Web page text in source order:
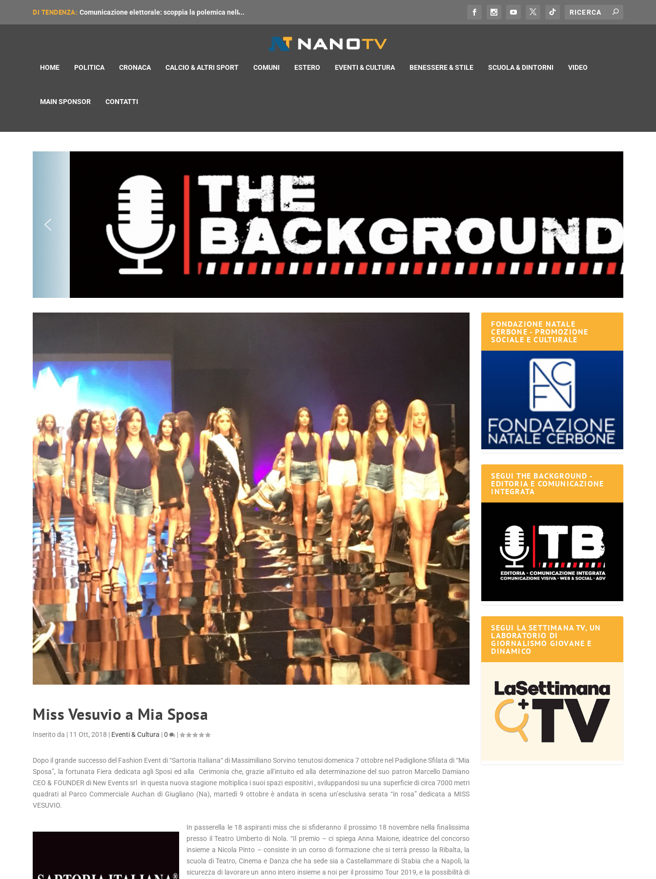
DI TENDENZA: Comunicazione elettorale: scoppia la polemica nell̵...
HOME POLITICA CRONACA CALCIO & ALTRI SPORT COMUNI ESTERO EVENTI & CULTURA BENESSERE & STILE SCUOLA & DINTORNI VIDEO
MAIN SPONSOR CONTATTI
Miss Vesuvio a Mia Sposa
Inserito da | 11 Ott, 2018 | Eventi & Cultura |0 |
Dopo il grande successo del Fashion Event di “Sartoria Italiana“ di Massimiliano Sorvino tenutosi domenica 7 ottobre nel Padiglione Sfilata di “Mia
Sposa”, la fortunata Fiera dedicata agli Sposi ed alla Cerimonia che, grazie all’intuito ed alla determinazione del suo patron Marcello Damiano
CEO & FOUNDER di New Events srl in questa nuova stagione moltiplica i suoi spazi espositivi , sviluppandosi su una superficie di circa 7000 metri
quadrati al Parco Commerciale Auchan di Giugliano (Na), martedì 9 ottobre è andata in scena un’esclusiva serata “in rosa” dedicata a MISS
VESUVIO.
In passerella le 18 aspiranti miss che si sfideranno il prossimo 18 novembre nella finalissima
presso il Teatro Umberto di Nola. “Il premio – ci spiega Anna Maione, ideatrice del concorso
insieme a Nicola Pinto – consiste in un corso di formazione che si terrà presso la Ribalta, la
scuola di Teatro, Cinema e Danza che ha sede sia a Castellammare di Stabia che a Napoli, la
sicurezza di lavorare un anno intero insieme a noi per il prossimo Tour 2019, e la possibilità di
FONDAZIONE NATALE
CERBONE - PROMOZIONE
SOCIALE E CULTURALE
SEGUI THE BACKGROUND -
EDITORIA E COMUNICAZIONE
INTEGRATA
SEGUI LA SETTIMANA TV, UN
LABORATORIO DI
GIORNALISMO GIOVANE E
DINAMICO